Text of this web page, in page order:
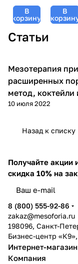
В
корзину
(Джи
Джи) -
20 мл
В
Статьи
Мезотерапия
Мезотерапия при
расширенных
метод, коктейли
этапов процедуры
10 июля 2022
Назад к списку
Получайте акции
скидка 10% на
8 (800) 555-92-86
zakaz@mesoforia.ru
198096, Санкт-
Бизнес-центр
Интернет-магазин
Компания